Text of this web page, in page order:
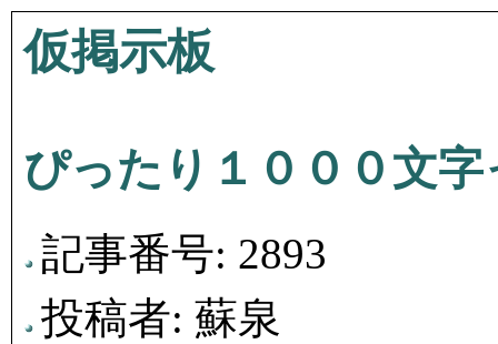
仮掲示板
ぴったり１０００文
記事番号: 2893
投稿者: 蘇泉